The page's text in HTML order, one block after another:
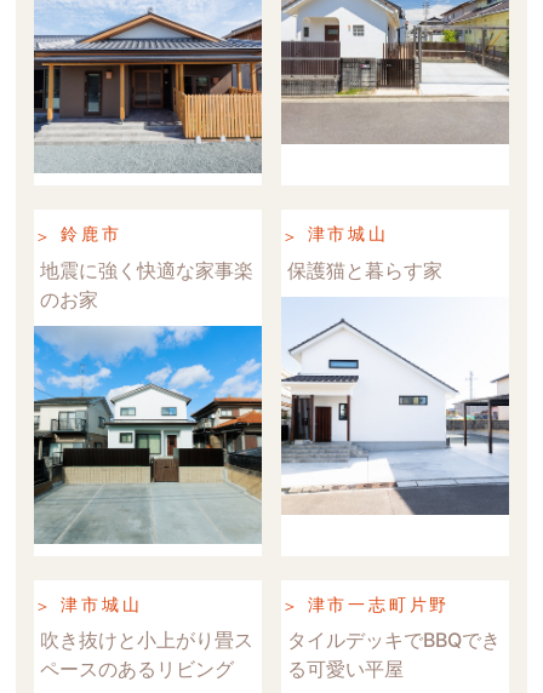
鈴鹿市
地震に強く快適な家事楽
のお家
津市城山
保護猫と暮らす家
津市城山
吹き抜けと小上がり畳ス
ペースのあるリビング
津市一志町片野
タイルデッキでBBQでき
る可愛い平屋